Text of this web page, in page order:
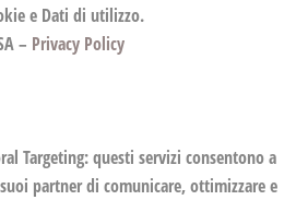
e Dati di utilizzo.
– Privacy Policy
Targeting:questi servizi consentono a
partner di comunicare, ottimizzare e